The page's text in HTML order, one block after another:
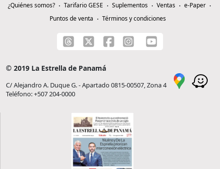
¿Quiénes somos? Tarifario GESE Suplementos Ventas
e-Paper
Puntos de venta
Términos y condiciones
© 2019 La Estrella de Panamá
C/ Alejandro A. Duque G. - Apartado 0815-00507, Zona 4
Teléfono: +507 204-0000